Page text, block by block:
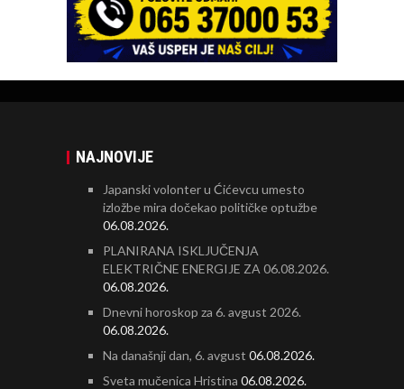
NAJNOVIJE
Japanski volonter u Ćićevcu umesto
izložbe mira dočekao političke optužbe
06.08.2026.
PLANIRANA ISKLJUČENJA
ELEKTRIČNE ENERGIJE ZA 06.08.2026.
06.08.2026.
Dnevni horoskop za 6. avgust 2026.
06.08.2026.
Na današnji dan, 6. avgust 06.08.2026.
Sveta mučenica Hristina 06.08.2026.